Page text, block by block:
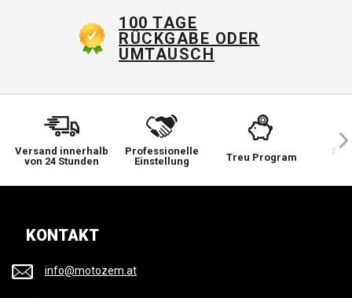
100 TAGE
RÜCKGABE ODER
UMTAUSCH
Versand innerhalb
von 24 Stunden
Professionelle
Einstellung
Treu Program
Sie
KONTAKT
info@motozem.at